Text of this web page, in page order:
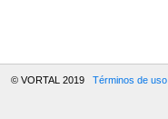
© VORTAL 2019 Términos de uso